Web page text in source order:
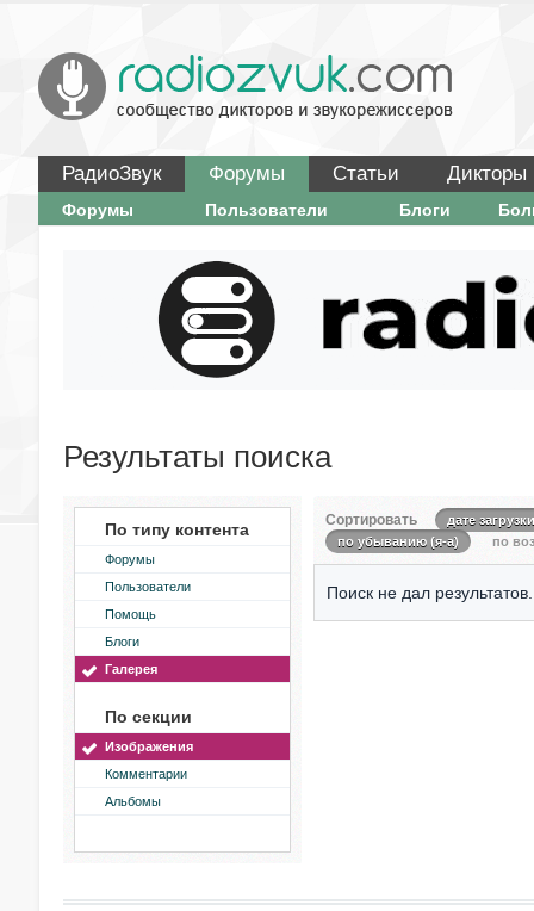
РадиоЗвук Форумы Статьи Дикторы
Форумы Пользователи Блоги
Результаты поиска
По типу контента
Форумы
Пользователи
Помощь
Блоги
Галерея
По секции
Изображения
Комментарии
Альбомы
Сортировать
дате загрузки
по убыванию (я-а)
по
Поиск не дал результатов.